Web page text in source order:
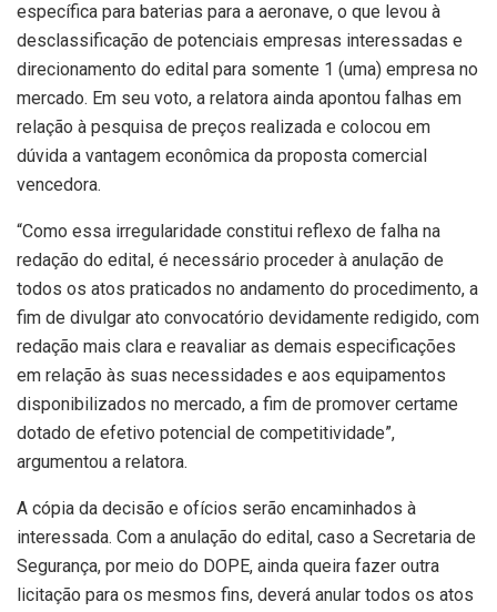
específica para baterias para a aeronave, o que levou à
desclassificação de potenciais empresas interessadas e
direcionamento do edital para somente 1 (uma) empresa no
mercado. Em seu voto, a relatora ainda apontou falhas em
relação à pesquisa de preços realizada e colocou em
dúvida a vantagem econômica da proposta comercial
vencedora.
“Como essa irregularidade constitui reflexo de falha na
redação do edital, é necessário proceder à anulação de
todos os atos praticados no andamento do procedimento, a
fim de divulgar ato convocatório devidamente redigido, com
redação mais clara e reavaliar as demais especificações
em relação às suas necessidades e aos equipamentos
disponibilizados no mercado, a fim de promover certame
dotado de efetivo potencial de competitividade”,
argumentou a relatora.
A cópia da decisão e ofícios serão encaminhados à
interessada. Com a anulação do edital, caso a Secretaria de
Segurança, por meio do DOPE, ainda queira fazer outra
licitação para os mesmos fins, deverá anular todos os atos